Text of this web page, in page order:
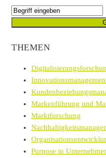
THEMEN
Markenführung und
Marktforschung
Purpose in